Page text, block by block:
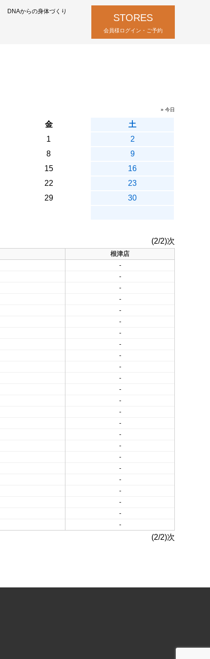
DNAからの身体づくり
STORES
会員様ログイン・ご予約
» 今日
金
土
1
2
8
9
15
16
22
23
29
30
(2/2)次
根津店
-
-
-
-
-
-
-
-
-
-
-
-
-
-
-
-
-
-
-
-
-
-
-
-
(2/2)次